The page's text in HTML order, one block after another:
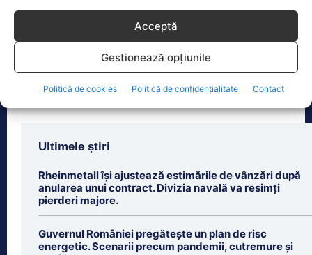
Acceptă
Gestionează opțiunile
Politică de cookies Politică de confidențialitate Contact
Petrică Paraschiv, primul român care a
cucerit un titlu mondial la box
profesionist, este din nou în centrul
atenției după[...]
Ultimele știri
Rheinmetall își ajustează estimările de vânzări după
anularea unui contract. Divizia navală va resimți
pierderi majore.
Guvernul României pregătește un plan de risc
energetic. Scenarii precum pandemii, cutremure și